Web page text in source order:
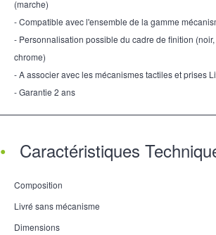
(marche)
- Compatible avec l'ensemble de la gamme
- Personnalisation possible du cadre de finition
chrome)
- A associer avec les mécanismes tactiles et prises
- Garantie 2 ans
Caractéristiques
Composition
Livré sans mécanisme
Dimensions